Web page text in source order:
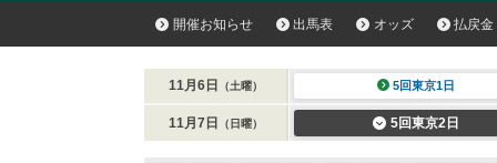
開催お知らせ 出馬表 オッズ 払戻金
11月6日 （土曜） 5回東京1日
11月7日 （日曜） 5回東京2日